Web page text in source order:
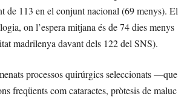
de 113 en el conjunt nacional (69 menys). El
on l’espera mitjana és de 74 dies menys
madrilenya davant dels 122 del SNS).
processos quirúrgics seleccionats —que
freqüents com cataractes, pròtesis de maluc